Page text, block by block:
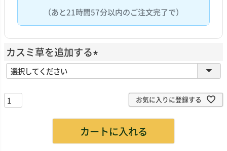
（あと21時間57分以内のご注文完了で）
カスミ草を追加する
お気に入りに登録する
カートに入れる